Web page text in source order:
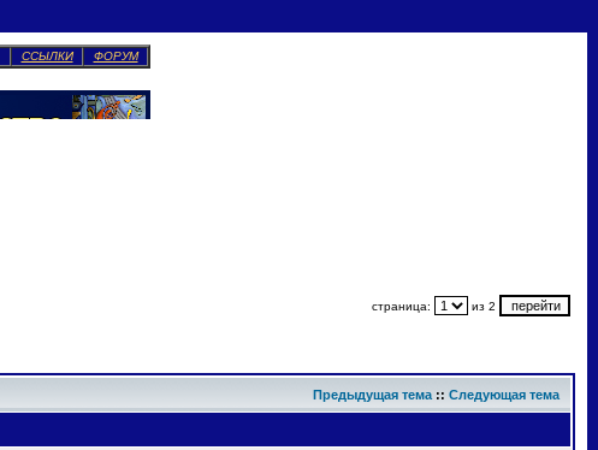
ССЫЛКИ ФОРУМ
страница: из 2
Предыдущая тема :: Следующая тема